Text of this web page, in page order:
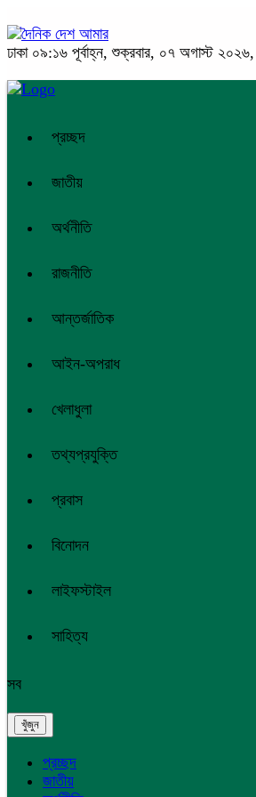
ঢাকা ০৯:১৬ পূর্বাহ্ন, শুক্রবার, ০৭ অগাস্ট ২০২৬,
প্রচ্ছদ
জাতীয়
অর্থনীতি
রাজনীতি
আন্তর্জাতিক
আইন-অপরাধ
খেলাধুলা
তথ্যপ্রযুক্তি
প্রবাস
বিনোদন
লাইফস্টাইল
সাহিত্য
সব
প্রচ্ছদ
জাতীয়